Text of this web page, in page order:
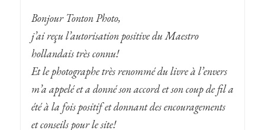
Bonjour Tonton Photo,
j’ai reçu l’autorisation positive du Maestro
hollandais très connu!
Et le photographe très renommé du livre à l’envers
m’a appelé et a donné son accord et son coup de fil a
été à la fois positif et donnant des encouragements
et conseils pour le site!